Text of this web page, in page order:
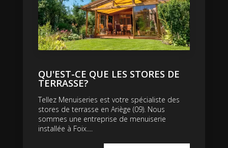
QU'EST-CE QUE LES STORES DE
TERRASSE?
Tellez Menuiseries est votre spécialiste des
stores de terrasse en Ariège (09). Nous
sommes une entreprise de menuiserie
installée à Foix....